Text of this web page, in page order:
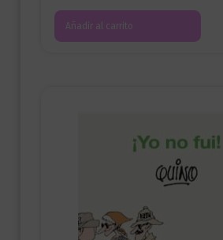
Añadir al carrito